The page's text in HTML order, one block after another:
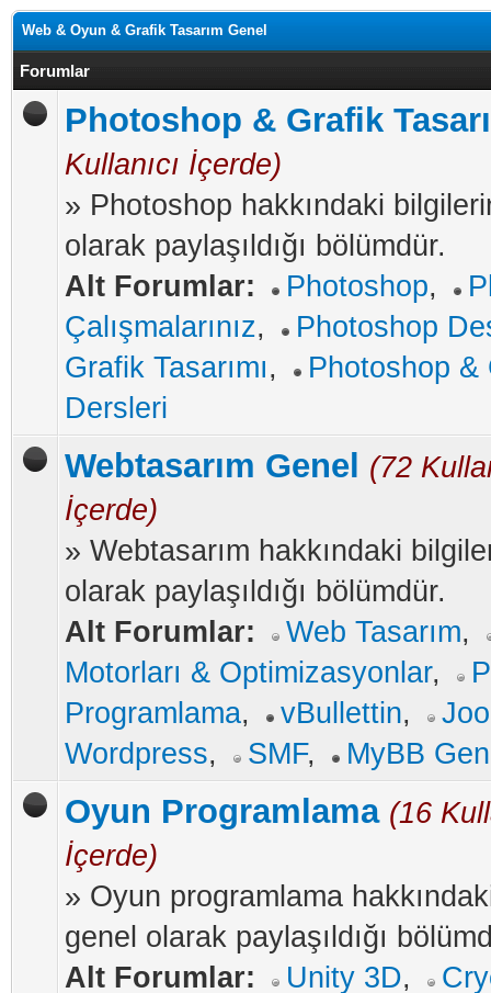
Web & Oyun & Grafik Tasarım Genel
Forumlar
Photoshop & Grafik
Kullanıcı İçerde)
» Photoshop hakkındaki
olarak paylaşıldığı bölümdür.
Alt Forumlar:
Photoshop,
Çalışmalarınız,
Photoshop
Grafik Tasarımı,
Photoshop &
Dersleri
Webtasarım Genel
(72
İçerde)
» Webtasarım hakkındaki
olarak paylaşıldığı bölümdür.
Alt Forumlar:
Web Tasarım,
Motorları & Optimizasyonlar,
Programlama, vBullettin,
Wordpress, SMF, MyBB
Oyun Programlama (16
İçerde)
» Oyun programlama
genel olarak paylaşıldığı
Alt Forumlar:
Unity 3D,